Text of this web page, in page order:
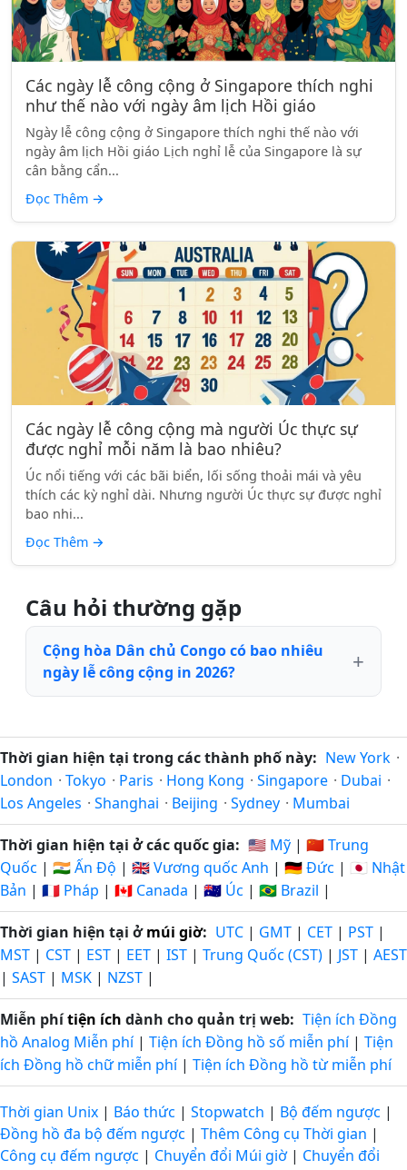
Các ngày lễ công cộng ở Singapore thích nghi
như thế nào với ngày âm lịch Hồi giáo
Ngày lễ công cộng ở Singapore thích nghi thế nào với
ngày âm lịch Hồi giáo Lịch nghỉ lễ của Singapore là sự
cân bằng cẩn...
Đọc Thêm →
Các ngày lễ công cộng mà người Úc thực sự
được nghỉ mỗi năm là bao nhiêu?
Úc nổi tiếng với các bãi biển, lối sống thoải mái và yêu
thích các kỳ nghỉ dài. Nhưng người Úc thực sự được nghỉ
bao nhi...
Đọc Thêm →
Câu hỏi thường gặp
Cộng hòa Dân chủ Congo có bao nhiêu
ngày lễ công cộng in 2026?
Thời gian hiện tại trong các thành phố này: New York ·
London · Tokyo · Paris · Hong Kong · Singapore · Dubai ·
Los Angeles · Shanghai · Beijing · Sydney · Mumbai
Thời gian hiện tại ở các quốc gia: 🇺🇸 Mỹ | 🇨🇳 Trung
Quốc | 🇮🇳 Ấn Độ | 🇬🇧 Vương quốc Anh | 🇩🇪 Đức | 🇯🇵 Nhật
Bản | 🇫🇷 Pháp | 🇨🇦 Canada | 🇦🇺 Úc | 🇧🇷 Brazil |
Thời gian hiện tại ởmúi giờ: UTC | GMT | CET | PST |
MST | CST | EST | EET | IST | Trung Quốc (CST) | JST | AEST
| SAST | MSK | NZST |
Miễn phítiện ích dành cho quản trị web: Tiện ích Đồng
hồ Analog Miễn phí| Tiện ích Đồng hồ số miễn phí| Tiện
ích Đồng hồ chữ miễn phí| Tiện ích Đồng hồ từ miễn phí
Thời gian Unix | Báo thức | Stopwatch | Bộ đếm ngược |
Đồng hồ đa bộ đếm ngược | Thêm Công cụ Thời gian |
Công cụ đếm ngược | Chuyển đổi Múi giờ | Chuyển đổi